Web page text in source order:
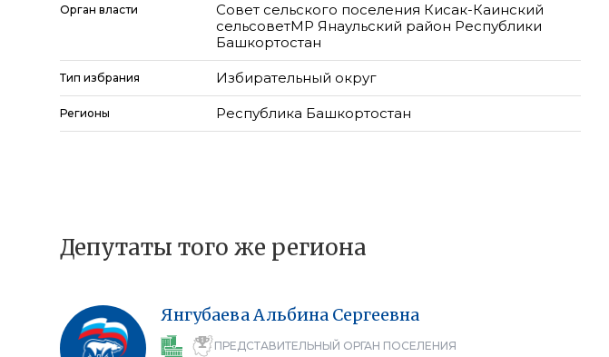
Орган власти
Совет сельского поселения Кисак-Каинский
сельсоветМР Янаульский район Республики
Башкортостан
Тип избрания Избирательный округ
Регионы Республика Башкортостан
Депутаты того же региона
ЯнгубаеваАльбина Сергеевна
ПРЕДСТАВИТЕЛЬНЫЙ ОРГАН ПОСЕЛЕНИЯ